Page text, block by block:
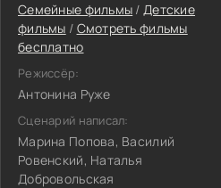
Семейные фильмы /Детские
фильмы / Смотреть фильмы
бесплатно
Режиссёр:
Антонина Руже
Сценарий написал:
Марина Попова, Василий
Ровенский, Наталья
Добровольская